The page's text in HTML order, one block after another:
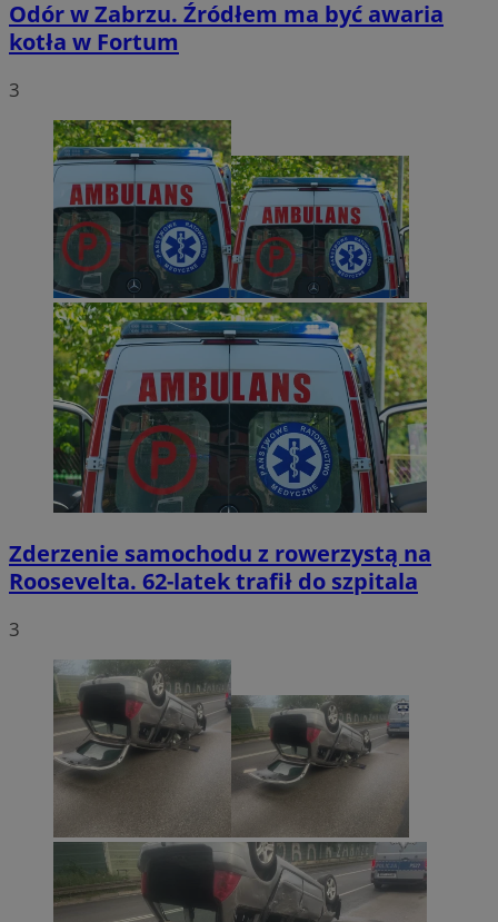
Odór w Zabrzu. Źródłem ma być awaria
kotła w Fortum
3
Zderzenie samochodu z rowerzystą na
Roosevelta. 62-latek trafił do szpitala
3